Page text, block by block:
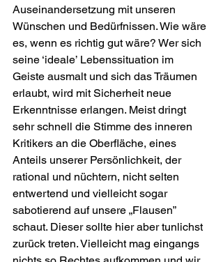
Auseinandersetzung mit unseren
Wünschen und Bedürfnissen. Wie wäre
es, wenn es richtig gut wäre? Wer sich
seine ‘ideale’ Lebenssituation im
Geiste ausmalt und sich das Träumen
erlaubt, wird mit Sicherheit neue
Erkenntnisse erlangen. Meist dringt
sehr schnell die Stimme des inneren
Kritikers an die Oberfläche, eines
Anteils unserer Persönlichkeit, der
rational und nüchtern, nicht selten
entwertend und vielleicht sogar
sabotierend auf unsere „Flausen”
schaut. Dieser sollte hier aber tunlichst
zurück treten. Vielleicht mag eingangs